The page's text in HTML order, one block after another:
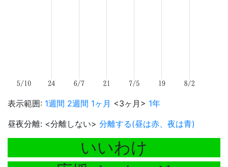
表示範囲: 1週間 2週間 1ヶ月 <3ヶ月> 1年
昼夜分離: <分離しない> 分離する(昼は赤、夜は青)
いいわけ